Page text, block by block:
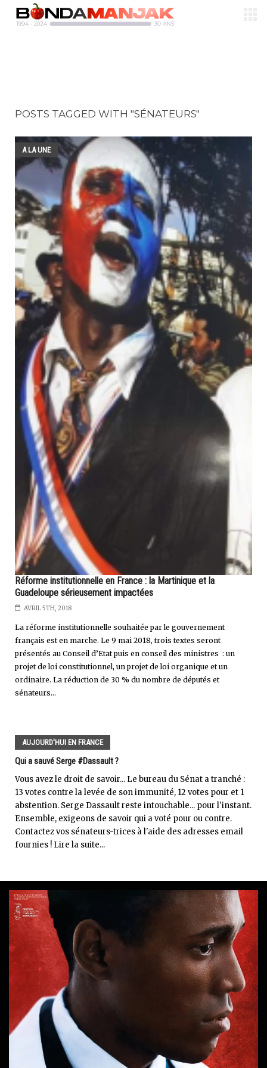
POSTS TAGGED WITH "SÉNATEURS"
A LA UNE
Réforme institutionnelle en France : la Martinique et la
Guadeloupe sérieusement impactées
AVRIL 5TH, 2018
La réforme institutionnelle souhaitée par le gouvernement
français est en marche. Le 9 mai 2018, trois textes seront
présentés au Conseil d’Etat puis en conseil des ministres : un
projet de loi constitutionnel, un projet de loi organique et un
ordinaire. La réduction de 30 % du nombre de députés et
sénateurs...
AUJOURD'HUI EN FRANCE
Qui a sauvé Serge #Dassault ?
Vous avez le droit de savoir... Le bureau du Sénat a tranché :
13 votes contre la levée de son immunité, 12 votes pour et 1
abstention. Serge Dassault reste intouchable... pour l'instant.
Ensemble, exigeons de savoir qui a voté pour ou contre.
Contactez vos sénateurs-trices à l'aide des adresses email
fournies ! Lire la suite...